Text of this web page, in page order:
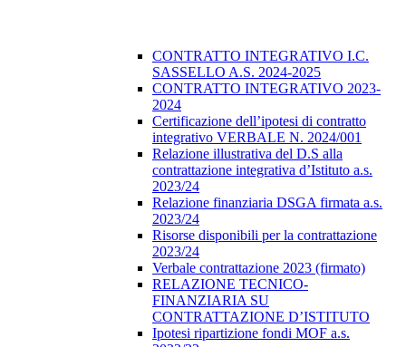
CONTRATTO INTEGRATIVO I.C.
SASSELLO A.S. 2024-2025
CONTRATTO INTEGRATIVO 2023-
2024
Certificazione dell’ipotesi di contratto
integrativo VERBALE N. 2024/001
Relazione illustrativa del D.S alla
contrattazione integrativa d’Istituto a.s.
2023/24
Relazione finanziaria DSGA firmata a.s.
2023/24
Risorse disponibili per la contrattazione
2023/24
Verbale contrattazione 2023 (firmato)
RELAZIONE TECNICO-
FINANZIARIA SU
CONTRATTAZIONE D’ISTITUTO
Ipotesi ripartizione fondi MOF a.s.